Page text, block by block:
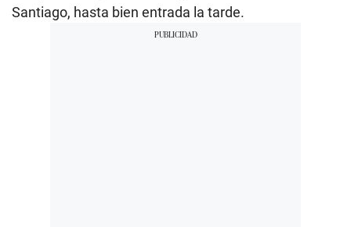
Santiago, hasta bien entrada la tarde.